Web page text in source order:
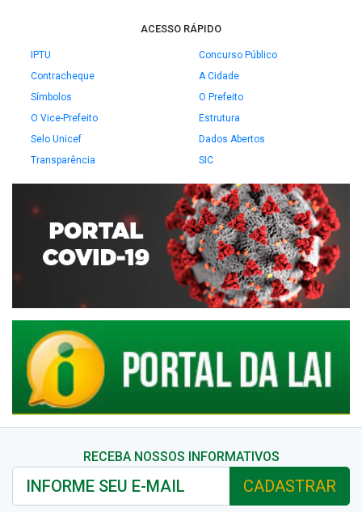
ACESSO RÁPIDO
IPTU
Concurso Público
Contracheque
A Cidade
Símbolos
O Prefeito
O Vice-Prefeito
Estrutura
Selo Unicef
Dados Abertos
Transparência
SIC
RECEBA NOSSOS INFORMATIVOS
CADASTRAR